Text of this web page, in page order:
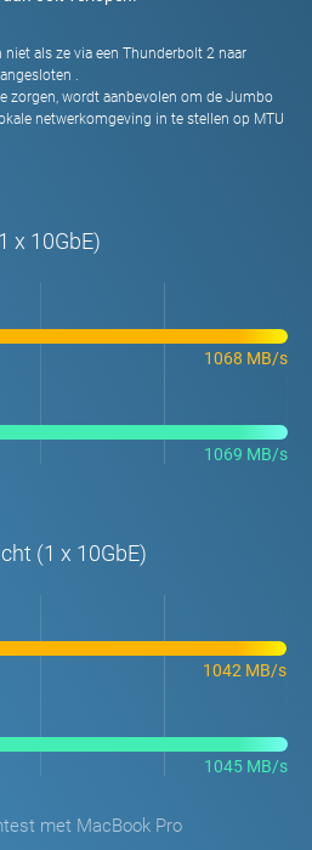
niet als ze via een Thunderbolt 2 naar
.
zorgen, wordt aanbevolen om de Jumbo
netwerkomgeving in te stellen op MTU
x 10GbE)
1068 MB/s
1069 MB/s
(1 x 10GbE)
1042 MB/s
1045 MB/s
met MacBook Pro